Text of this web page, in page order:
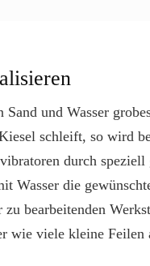
und Wasser
schleift, so wird
durch speziell
Wasser die
bearbeitenden
wie viele kleine Feilen